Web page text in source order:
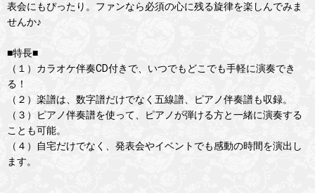
表会にもぴったり。ファンなら必須の心に残る旋律を楽しんでみま
せんか♪
■特長■
（１）カラオケ伴奏CD付きで、いつでもどこでも手軽に演奏でき
る！
（２）楽譜は、数字譜だけでなく五線譜、ピアノ伴奏譜も収録。
（３）ピアノ伴奏譜を使って、ピアノが弾ける方と一緒に演奏する
ことも可能。
（４）自宅だけでなく、発表会やイベントでも感動の時間を演出し
ます。